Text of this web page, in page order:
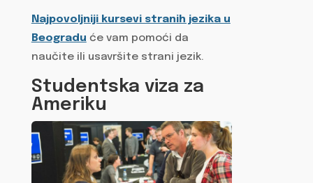
Najpovoljniji kursevi stranih jezika u
Beogradu će vam pomoći da
naučite ili usavršite strani jezik.
Studentska viza za
Ameriku